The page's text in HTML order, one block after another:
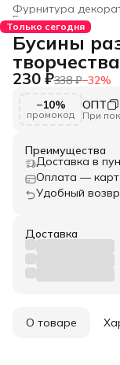
Фурнитура
Главная ›
Только сегодня
Бусины
230 ₽338 ₽−32%
−10%
промокод
ОПТ
При
Преимущества
Доставка в
Оплата —
Удобный
Доставка
О товаре